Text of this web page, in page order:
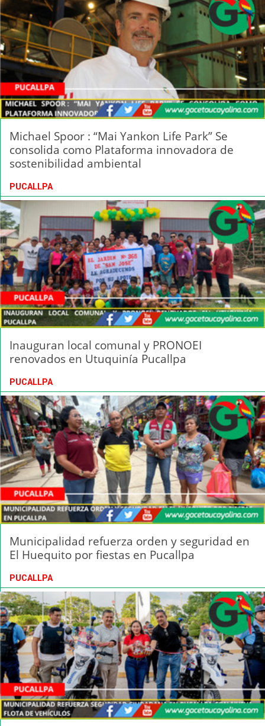
Michael Spoor : “Mai Yankon Life Park” Se
consolida como Plataforma innovadora de
sostenibilidad ambiental
PUCALLPA
Inauguran local comunal y PRONOEI
renovados en Utuquinía Pucallpa
PUCALLPA
Municipalidad refuerza orden y seguridad en
El Huequito por fiestas en Pucallpa
PUCALLPA